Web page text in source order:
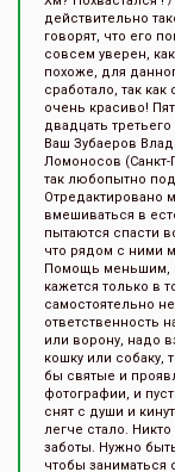
действительно
говорят, что его
совсем уверен,
похоже, для
сработало, так
очень красиво!
двадцать
Ваш Зубаеров
Ломоносов
так любопытно
Отредактировано
вмешиваться в
пытаются спасти
что рядом с ними
Помощь меньшим,
кажется только в
самостоятельно
ответственность
или ворону, надо
кошку или собаку,
бы святые и
фотографии, и
снят с души и
легче стало.
заботы. Нужно
чтобы